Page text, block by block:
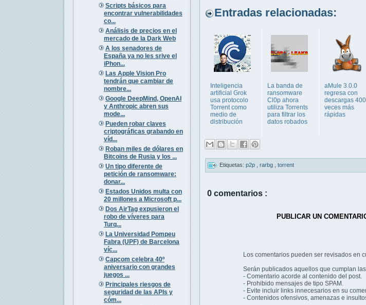
Scripts básicos para
encontrar vulnerabilidades
co...
Análisis de precios en el
mercado de la Dark Web
A los senadores de
España ya no les srive el
iPhon...
Las Apple Vision Pro
tendrán que cambiar de
nombre...
Google DeepMind, OpenAI
y Anthropic abren sus
mode...
Pueden robar claves
criptográficas grabando en
víd...
Roban miles de dólares en
Bitcoins de Rusia y los ...
Un tipo diferente de
petición de ransomware:
donar...
Estados Unidos multa con
20 millones a Microsoft p...
Dos AirTag expusieron el
robo de víveres para
Turq...
La Universidad Pompeu
Fabra (UPF) de Barcelona
víc...
Capcom celebra 40º
aniversario con grandes
juegos ...
Principales riesgos de
seguridad de las APIs y
cóm...
Entradas relacionadas:
Inteligencia
artificial Grok
usa protocolo
Torrent como
medio de
distribución
La banda de
ransomware
Cl0p ahora
utiliza Torrents
para filtrar los
datos robados
aMule 3.0.0
regresa con
descargas 400
veces más
rápidas
Etiquetas: p2p rarbg torrent
0 comentarios :
PUBLICAR UN
Los comentarios pueden ser revisados en
Serán publicados aquellos que cumplan
- Comentario acorde al contenido del post.
- Prohibido mensajes de tipo SPAM.
- Evite incluir links innecesarios en su
- Contenidos ofensivos, amenazas e